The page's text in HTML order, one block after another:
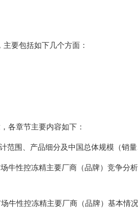
要包括如下几个方面：
各章节主要内容如下：
范围、产品细分及中国总体规模（销
牛性控冻精主要厂商（品牌）竞争分
牛性控冻精主要厂商（品牌）基本情